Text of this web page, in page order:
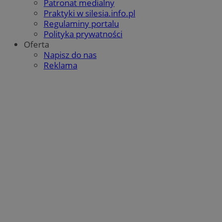
Patronat medialny
Praktyki w silesia.info.pl
Regulaminy portalu
Polityka prywatności
Oferta
Napisz do nas
Reklama
QeSessID orzesze.com.pl